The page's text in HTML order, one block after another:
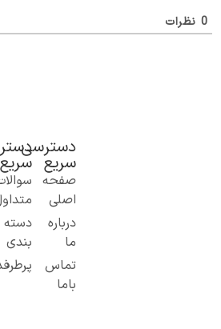
دسترسی
سریع
صفحه
اصلی
درباره
تماس
دسترسی
سریع
سوالات
متداول
دسته
بندی
پرطرفدارها